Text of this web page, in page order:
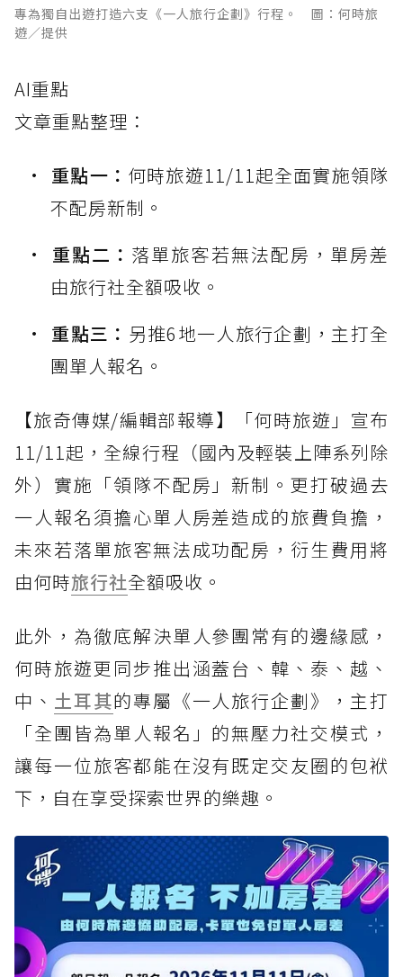
專為獨自出遊打造六支《一人旅行企劃》行程。 圖：何時旅
遊／提供
AI重點
文章重點整理：
重點一： 何時旅遊11/11起全面實施領隊
不配房新制。
重點二： 落單旅客若無法配房，單房差
由旅行社全額吸收。
重點三： 另推6地一人旅行企劃，主打全
團單人報名。
【旅奇傳媒/編輯部報導】「何時旅遊」宣布
11/11起，全線行程（國內及輕裝上陣系列除
外）實施「領隊不配房」新制。更打破過去
一人報名須擔心單人房差造成的旅費負擔，
未來若落單旅客無法成功配房，衍生費用將
由何時旅行社全額吸收。
此外，為徹底解決單人參團常有的邊緣感，
何時旅遊更同步推出涵蓋台、韓、泰、越、
中、 土耳其的專屬《一人旅行企劃》，主打
「全團皆為單人報名」的無壓力社交模式，
讓每一位旅客都能在沒有既定交友圈的包袱
下，自在享受探索世界的樂趣。